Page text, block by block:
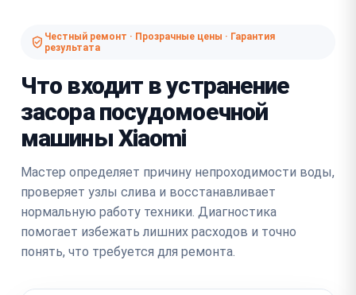
Честный ремонт · Прозрачные цены · Гарантия
результата
Что входит в устранение
засора посудомоечной
машины Xiaomi
Мастер определяет причину непроходимости воды,
проверяет узлы слива и восстанавливает
нормальную работу техники. Диагностика
помогает избежать лишних расходов и точно
понять, что требуется для ремонта.